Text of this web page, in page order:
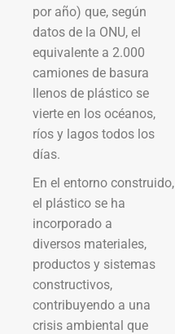
por año) que, según
datos de la ONU, el
equivalente a 2.000
camiones de basura
llenos de plástico se
vierte en los océanos,
ríos y lagos todos los
días.
En el entorno construido,
el plástico se ha
incorporado a
diversos materiales,
productos y sistemas
constructivos,
contribuyendo a una
crisis ambiental que